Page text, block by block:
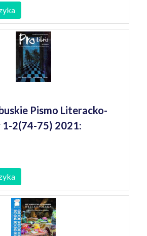
Pismo Literacko-
2(74-75) 2021: